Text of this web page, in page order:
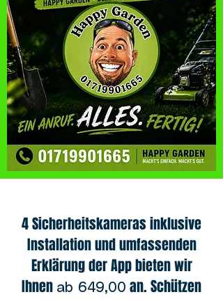
4 Sicherheitskameras inklusive
Installation und umfassenden
Erklärung der App bieten wir
Ihnen ab 649,00 an. Schützen